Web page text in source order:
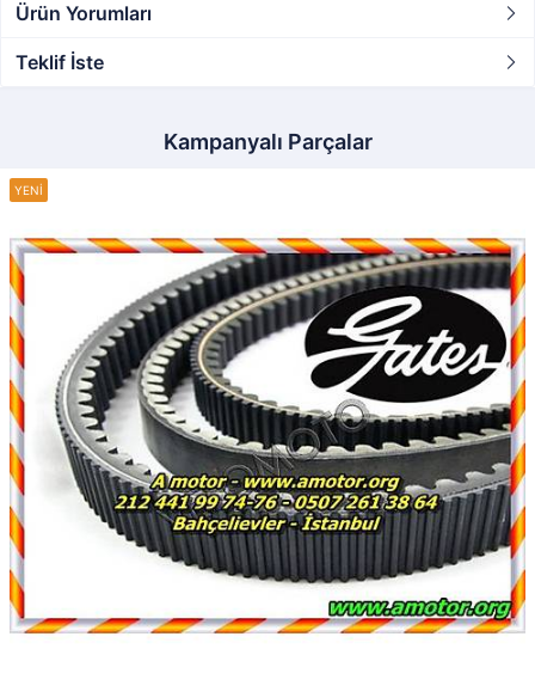
Ürün Yorumları
Teklif İste
Kampanyalı Parçalar